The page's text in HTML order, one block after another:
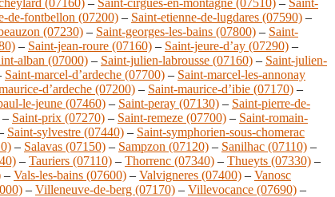
de-fontbellon (07200) – Saint-etienne-de-lugdares (07590) –
(07230) – Saint-georges-les-bains (07800) – Saint-
– Saint-jean-roure (07160) – Saint-jeure-d’ay (07290) –
alban (07000) – Saint-julien-labrousse (07160) – Saint-julien-
Saint-marcel-d’ardeche (07700) – Saint-marcel-les-annonay
d’ardeche (07200) – Saint-maurice-d’ibie (07170) –
le-jeune (07460) – Saint-peray (07130) – Saint-pierre-de-
– Saint-prix (07270) – Saint-remeze (07700) – Saint-romain-
Saint-sylvestre (07440) – Saint-symphorien-sous-chomerac
– Salavas (07150) – Sampzon (07120) – Sanilhac (07110) –
– Tauriers (07110) – Thorrenc (07340) – Thueyts (07330) –
– Vals-les-bains (07600) – Valvigneres (07400) – Vanosc
– Villeneuve-de-berg (07170) – Villevocance (07690) –